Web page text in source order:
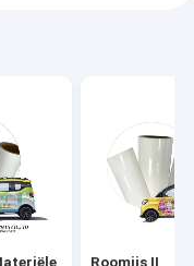
Roomijs II